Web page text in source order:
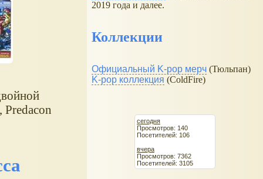
2019 года и далее.
Коллекции
Официальный K-pop мерч (Тюльпан)
K-pop коллекция (ColdFire)
сегодня
Просмотров: 140
Посетителей: 106
вчера
Просмотров: 7362
Посетителей: 3105